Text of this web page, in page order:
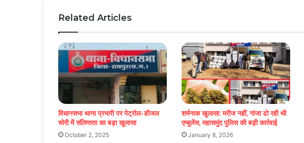
Related Articles
विधानसभा थाना प्रभारी पर पेट्रोल-डीजल
चोरी में संलिप्तता का बड़ा खुलासा
October 2, 2025
शर्मनाक खुलासा: मरीज नहीं, गांजा ढो रही थी
एम्बुलेंस, महासमुंद पुलिस की बड़ी कार्रवाई
January 8, 2026